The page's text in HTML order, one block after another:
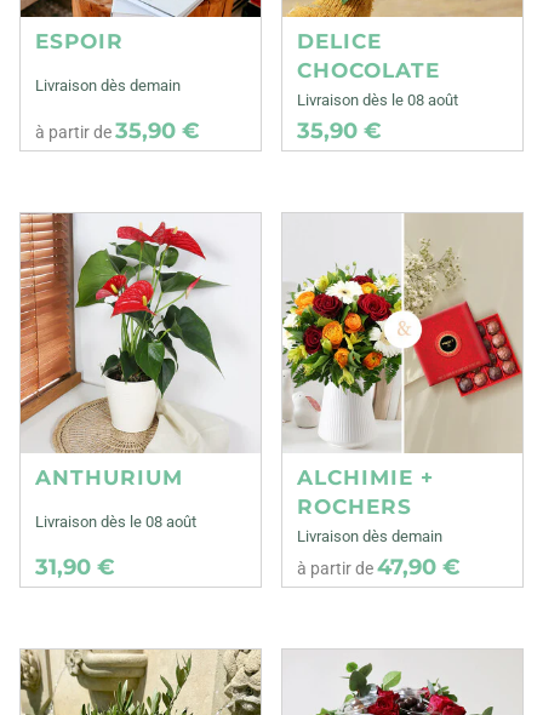
ESPOIR
Livraison dès demain
à partir de35,90 €
DELICE
CHOCOLATE
Livraison dès le 08 août
35,90 €
ANTHURIUM
Livraison dès le 08 août
31,90 €
ALCHIMIE +
ROCHERS
Livraison dès demain
à partir de47,90 €